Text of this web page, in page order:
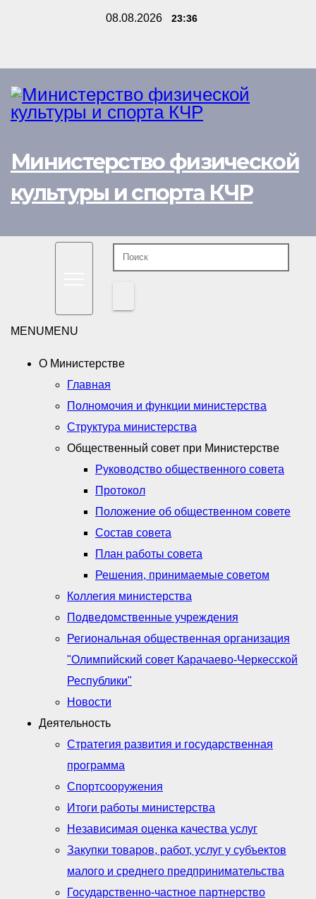
08.08.2026 23:36
Министерство физической
культуры и спорта КЧР
MENUMENU
О Министерстве
Главная
Полномочия и функции министерства
Структура министерства
Общественный совет при Министерстве
Руководство общественного совета
Протокол
Положение об общественном совете
Состав совета
План работы совета
Решения, принимаемые советом
Коллегия министерства
Подведомственные учреждения
Региональная общественная организация
"Олимпийский совет Карачаево-Черкесской
Республики"
Новости
Деятельность
Стратегия развития и государственная
программа
Спортсооружения
Итоги работы министерства
Независимая оценка качества услуг
Закупки товаров, работ, услуг у субъектов
малого и среднего предпринимательства
Государственно-частное партнерство